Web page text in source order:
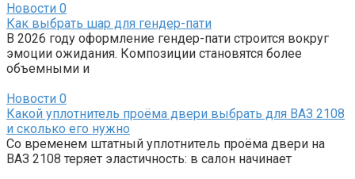
Новости 0
Как выбрать шар для гендер-пати
В 2026 году оформление гендер-пати строится вокруг
эмоции ожидания. Композиции становятся более
объемными и
Новости 0
Какой уплотнитель проёма двери выбрать для ВАЗ 2108
и сколько его нужно
Со временем штатный уплотнитель проёма двери на
ВАЗ 2108 теряет эластичность: в салон начинает